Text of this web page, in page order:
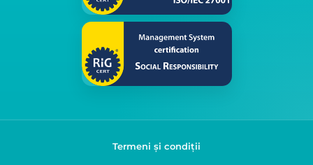
Termeni și condiții